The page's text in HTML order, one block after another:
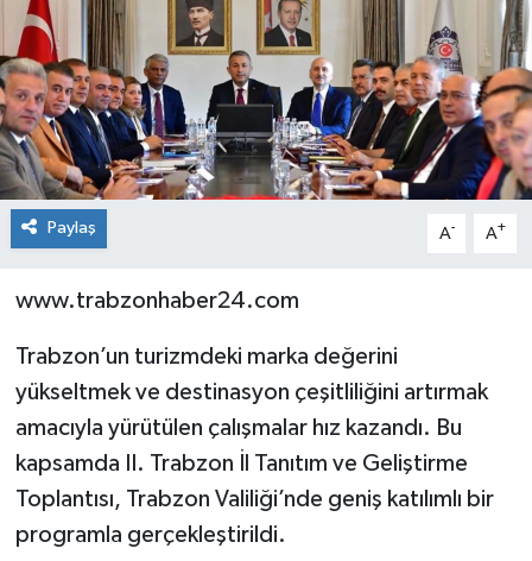
Paylaş A- A+
www.trabzonhaber24.com
Trabzon’un turizmdeki marka değerini
yükseltmek ve destinasyon çeşitliliğini artırmak
amacıyla yürütülen çalışmalar hız kazandı. Bu
kapsamda II. Trabzon İl Tanıtım ve Geliştirme
Toplantısı, Trabzon Valiliği’nde geniş katılımlı bir
programla gerçekleştirildi.